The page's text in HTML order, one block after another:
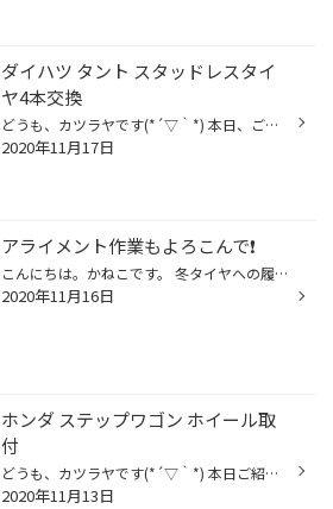
ダイハツ タント スタッドレスタイ
ヤ4本交換
どうも、カツラヤです(*´▽｀*) 本日、ご紹介する作業は ダイハツ タント スタッドレスタイヤ4本交換 です！！ お取り付けしたタイヤは ICEPARTNER 2 155/65R14 4本 です( ｀ー´)ノ ブリヂストン製、お手頃スタッドレスタイヤになります！ 「車はあまり使わないけど、もしもの時の為に...」 「ウィン...
2020年11月17日
アライメント作業もよろこんで❗️
こんにちは。かねこです。 冬タイヤへの履き替えと一緒にアライメント作業はいかがでしょうか❓ 夏タイヤよりもゴムが柔らかい特性を持つ冬タイヤは、 偏摩耗が起こりやすいので、履き替えのタイミングでタイヤの取り付け角度を 調整することをオススメ致します❗️ より安心•安全のために、ぜひお気...
2020年11月16日
ホンダ ステップワゴン ホイール取
付
どうも、カツラヤです(*´▽｀*) 本日ご紹介する作業は ホンダ ステップワゴン ホイール取付 です！ お取り付けしたホイールは PREO L5 16x6.0 5/114.3 +50 です( ｀ー´)ノ お持ち込みの新品タイヤと組み込み取付させていただきました。 タイヤ館調布では、セイムリム大歓迎！！ 「タイヤはまだ使える...
2020年11月13日